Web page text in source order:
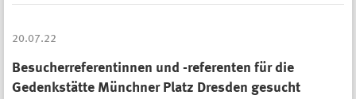
20.07.22
Besucherreferentinnen und -referenten für die
Gedenkstätte Münchner Platz Dresden gesucht